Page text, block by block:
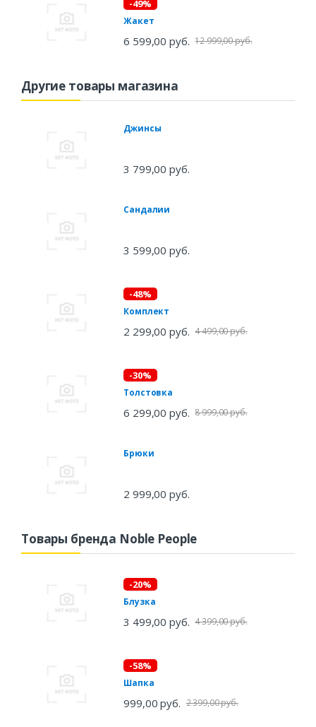
-49%
Жакет
6 599,00 руб. 12 999,00 руб.
Другие товары магазина
Джинсы
3 799,00 руб.
Сандалии
3 599,00 руб.
-48%
Комплект
2 299,00 руб. 4 499,00 руб.
-30%
Толстовка
6 299,00 руб. 8 999,00 руб.
Брюки
2 999,00 руб.
Товары бренда Noble People
-20%
Блузка
3 499,00 руб. 4 399,00 руб.
-58%
Шапка
999,00 руб. 2 399,00 руб.